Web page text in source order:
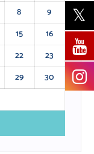
8
9
15
16
22
23
29
30